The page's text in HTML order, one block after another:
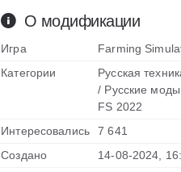
О модификации
Игра
Farming
Категории
Русская
/ Русские моды
FS 2022
Интересовались
7 641
Создано
14-08-2024,